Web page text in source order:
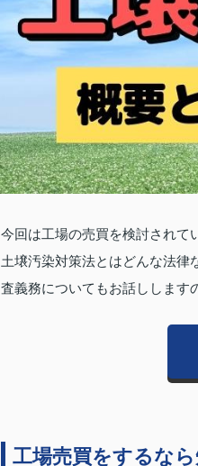
今回は工場の売買を検討されて
土壌汚染対策法とはどんな法律
査義務についてもお話しします
工場売買をするな